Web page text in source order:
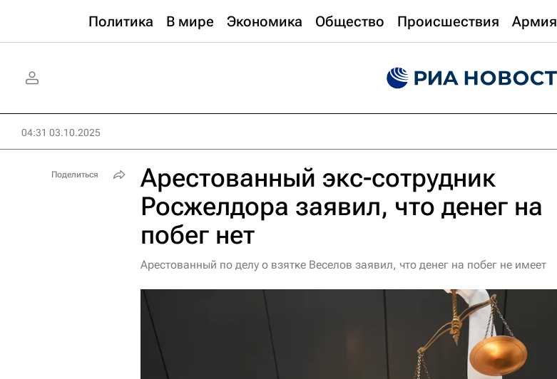
Политика В мире Экономика Общество Происшествия Армия
04:31 03.10.2025
Арестованный экс-сотрудник
Росжелдора заявил, что денег на
побег нет
Арестованный по делу о взятке Веселов заявил, что денег на побег не имеет
Поделиться